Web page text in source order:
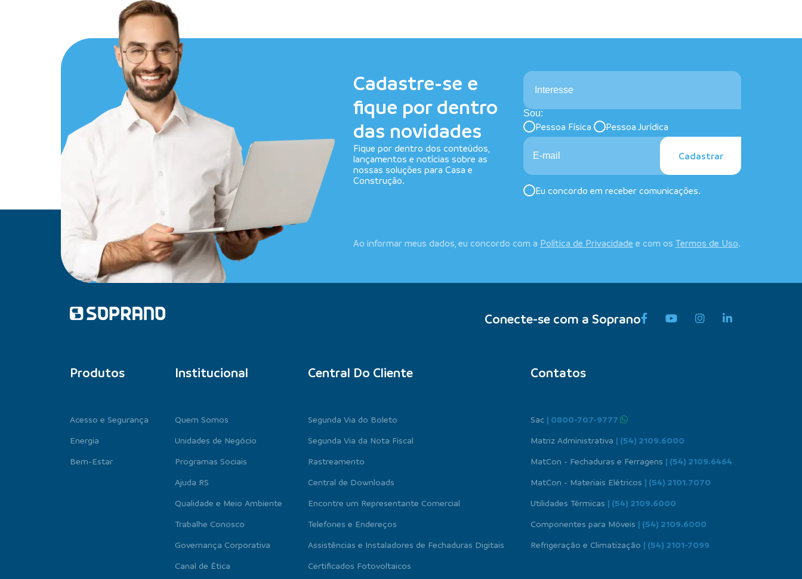
Cadastre-se e
fique por dentro
das novidades
Fique por dentro dos conteúdos,
lançamentos e notícias sobre as
nossas soluções para Casa e
Construção.
Interesse
Sou:
Pessoa Física Pessoa Jurídica
Cadastrar
Eu concordo em receber comunicações.
Ao informar meus dados, eu concordo com a Política de Privacidade e com os Termos de Uso.
Conecte-se com a Soprano
Produtos
Acesso e Segurança
Energia
Bem-Estar
Institucional
Quem Somos
Unidades de Negócio
Programas Sociais
Ajuda RS
Qualidade e Meio Ambiente
Trabalhe Conosco
Governança Corporativa
Canal de Ética
Central Do Cliente
Segunda Via do Boleto
Segunda Via da Nota Fiscal
Rastreamento
Central de Downloads
Encontre um Representante Comercial
Telefones e Endereços
Assistências e Instaladores de Fechaduras Digitais
Certificados Fotovoltaicos
Contatos
Sac | 0800-707-9777
Matriz Administrativa | (54) 2109.6000
MatCon - Fechaduras e Ferragens | (54) 2109.6464
MatCon - Materiais Elétricos | (54) 2101.7070
Utilidades Térmicas | (54) 2109.6000
Componentes para Móveis | (54) 2109.6000
Refrigeração e Climatização | (54) 2101-7099